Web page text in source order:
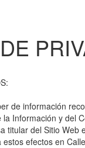
de información
Información y del
titular del Sitio
efectos en